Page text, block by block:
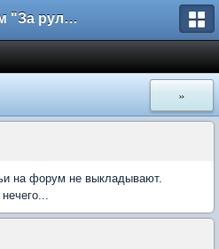
Форум "За рулем"
»
на форум не выкладывают.